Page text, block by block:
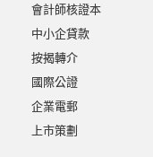
會計師核證本
中小企貸款
按揭轉介
國際公證
企業電郵
上市策劃